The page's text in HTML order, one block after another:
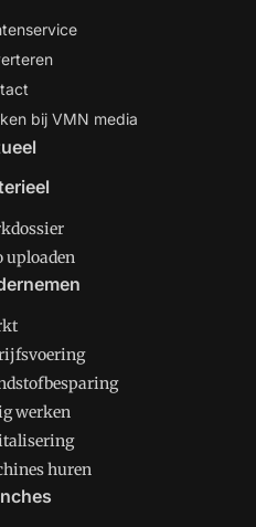
bij VMN media
uploaden
werken
huren